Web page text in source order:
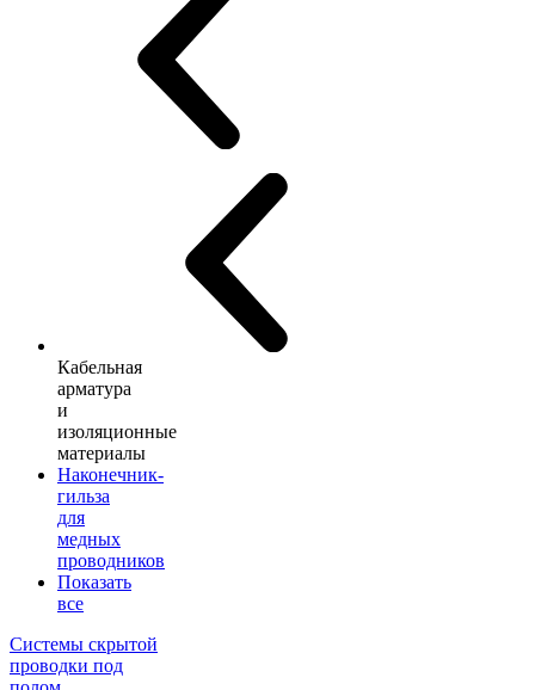
Кабельная
арматура
и
изоляционные
материалы
Наконечник-
гильза
для
медных
проводников
Показать
все
Системы скрытой
проводки под